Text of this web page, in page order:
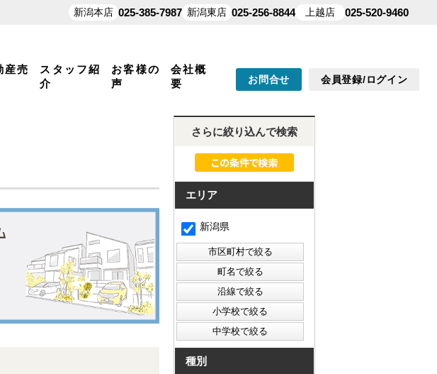
産売
スタッフ紹
介
お客様の
声
会社概
要
お問合せ 会員登録/ログイン
さらに絞り込んで検索
エリア
新潟県
種別
新潟本店 025-385-7987 新潟東店 025-256-8844 上越店 025-520-9460